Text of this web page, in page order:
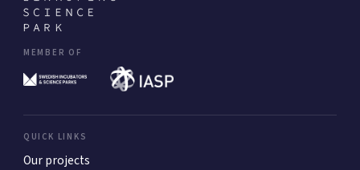
MEMBER OF
QUICK LINKS
Our projects